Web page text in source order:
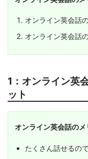
オンライン英会話
オンライン英会話
1：オンライン英
ット
オンライン英会話のメ
たくさん話せるの